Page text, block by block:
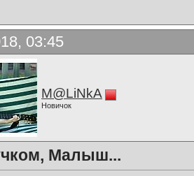
03:45
M@LiNkA
Новичок
Малыш...